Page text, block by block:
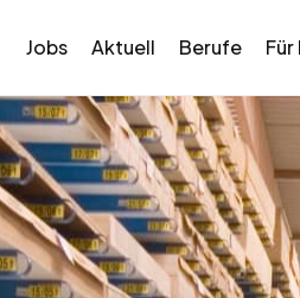
Jobs Aktuell Berufe